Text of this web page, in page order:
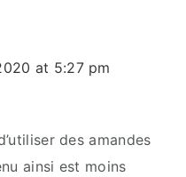
at 5:27 pm
des amandes
ainsi est moins